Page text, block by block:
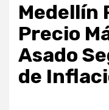
Medellín
Precio
Asado
de